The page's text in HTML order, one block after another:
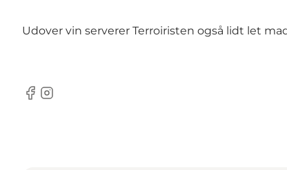
Udover vin serverer Terroiristen også lidt let
Facebook
Instagram